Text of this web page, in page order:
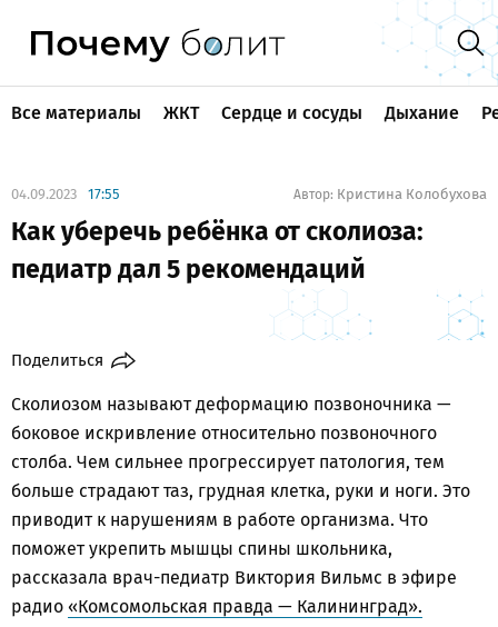
Все материалы ЖКТ Сердце и сосуды Дыхание
04.09.2023 17:55 Автор: Кристина Колобухова
Как уберечь ребёнка от сколиоза:
педиатр дал 5 рекомендаций
Поделиться
Сколиозом называют деформацию позвоночника —
боковое искривление относительно позвоночного
столба. Чем сильнее прогрессирует патология, тем
больше страдают таз, грудная клетка, руки и ноги. Это
приводит к нарушениям в работе организма. Что
поможет укрепить мышцы спины школьника,
рассказала врач-педиатр Виктория Вильмс в эфире
радио «Комсомольская правда — Калининград».